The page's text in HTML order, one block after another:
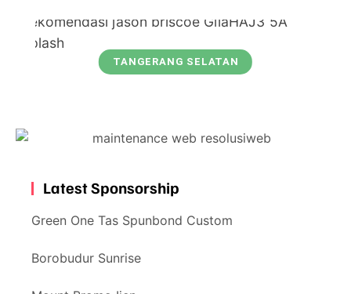
TANGERANG SELATAN
Latest Sponsorship
Green One Tas Spunbond Custom
Borobudur Sunrise